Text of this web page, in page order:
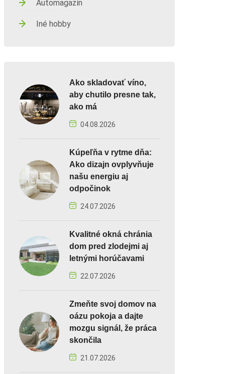
Automagazín
Iné hobby
Ako skladovať víno,
aby chutilo presne tak,
ako má
04.08.2026
Kúpeľňa v rytme dňa:
Ako dizajn ovplyvňuje
našu energiu aj
odpočinok
24.07.2026
Kvalitné okná chránia
dom pred zlodejmi aj
letnými horúčavami
22.07.2026
Zmeňte svoj domov na
oázu pokoja a dajte
mozgu signál, že práca
skončila
21.07.2026